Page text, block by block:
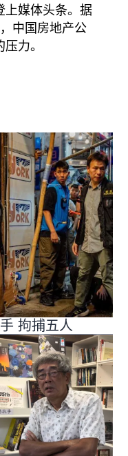
上媒体头条。据
中国房地产公
力。
拘捕五人